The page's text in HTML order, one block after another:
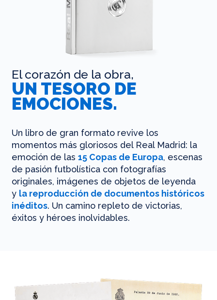
El corazón de la obra,
UN TESORO DE
EMOCIONES.
Un libro de gran formato revive los
momentos más gloriosos del Real Madrid: la
emoción de las 15 Copas de Europa, escenas
de pasión futbolística con fotografías
originales, imágenes de objetos de leyenda
y la reproducción de documentos históricos
inéditos. Un camino repleto de victorias,
éxitos y héroes inolvidables.